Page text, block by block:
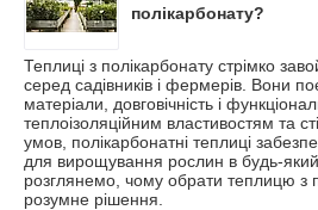
полікарбонату?
Теплиці з полікарбонату стрімко
серед садівників і фермерів. Вони
матеріали, довговічність і
теплоізоляційним властивостям та
умов, полікарбонатні теплиці
для вирощування рослин в будь-який
розглянемо, чому обрати теплицю з
розумне рішення.